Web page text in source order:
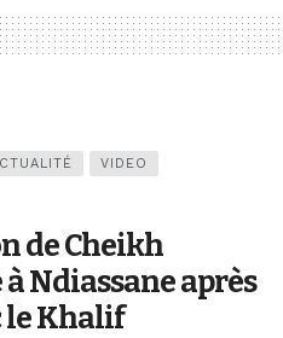
VIDEO
de Cheikh
Ndiassane après
le Khalif